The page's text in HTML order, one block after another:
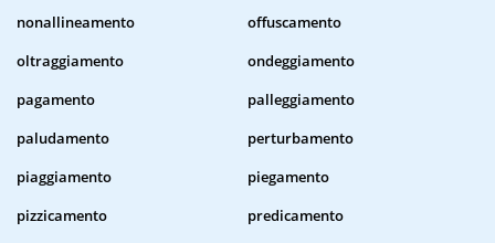
nonallineamento
offuscamento
oltraggiamento
ondeggiamento
pagamento
palleggiamento
paludamento
perturbamento
piaggiamento
piegamento
pizzicamento
predicamento